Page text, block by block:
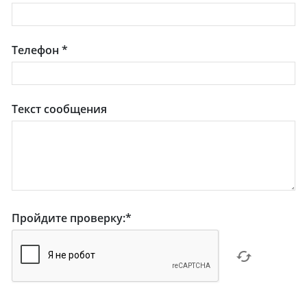
Телефон*
Текст сообщения
Пройдите проверку:*